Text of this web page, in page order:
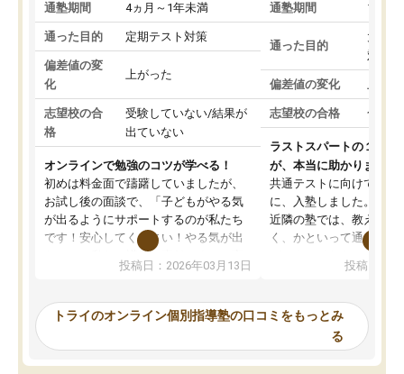
通塾期間 4ヵ月～1年未満
通った目的 定期テスト対策
偏差値の変
化
上がった
志望校の合
格
受験していない/結果が
出ていない
オンラインで勉強のコツが学べる！
初めは料金面で躊躇していましたが、
お試し後の面談で、「子どもがやる気
が出るようにサポートするのが私たち
です！安心してください！やる気が出
ないのは私たち講師の責任です」と言
ってくださり、確かに！と考えて、思
ったんですが、学生の先生から学ぶこ
み、徐々に成績が上がったらいいなと
思っていました。何が今足りないのか
投稿日：2026年03月13日
通塾期間 1～3
通った目的
大学
対策
偏差値の変化 上が
志望校の合格 合格
ラストスパートの１か月
が、本当に助かりました
共通テストに向けての追
に、入塾しました。田舎
近隣の塾では、教えても
く、かといって通うには
可能なので本当に助か
らないところをピンポイ
頂いて、とてもわかり
していました。一生を
スト、多少お金がかかっ
投稿日：
トライのオンライン個別指導塾の口コミをもっとみ
る